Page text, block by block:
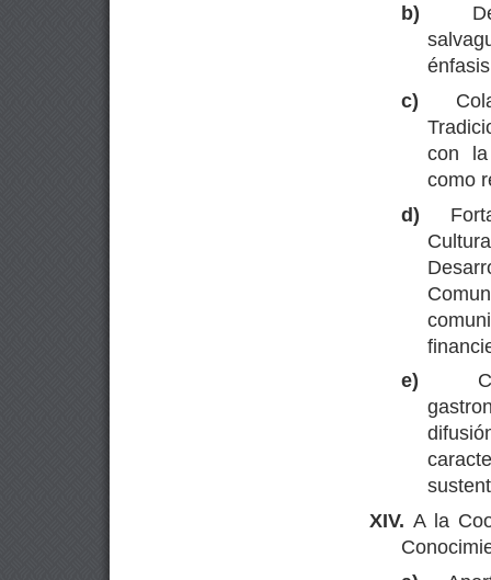
b)
c)
con
como
d)
e)
XIV. A la